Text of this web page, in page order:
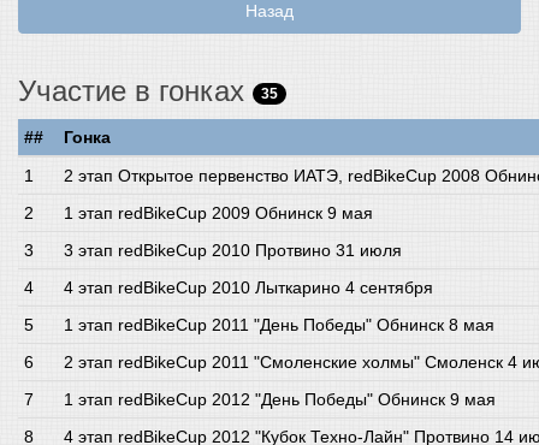
Назад
Участие в гонках 35
##
Гонка
2 этап Открытое первенство ИАТЭ, redBikeCup 2008
1 этап redBikeCup 2009 Обнинск 9 мая
3 этап redBikeCup 2010 Протвино 31 июля
4 этап redBikeCup 2010 Лыткарино 4 сентября
1 этап redBikeCup 2011 "День Победы" Обнинск 8 мая
2 этап redBikeCup 2011 "Смоленские холмы" Смоленск 4
1 этап redBikeCup 2012 "День Победы" Обнинск 9 мая
4 этап redBikeCup 2012 "Кубок Техно-Лайн" Протвино 14